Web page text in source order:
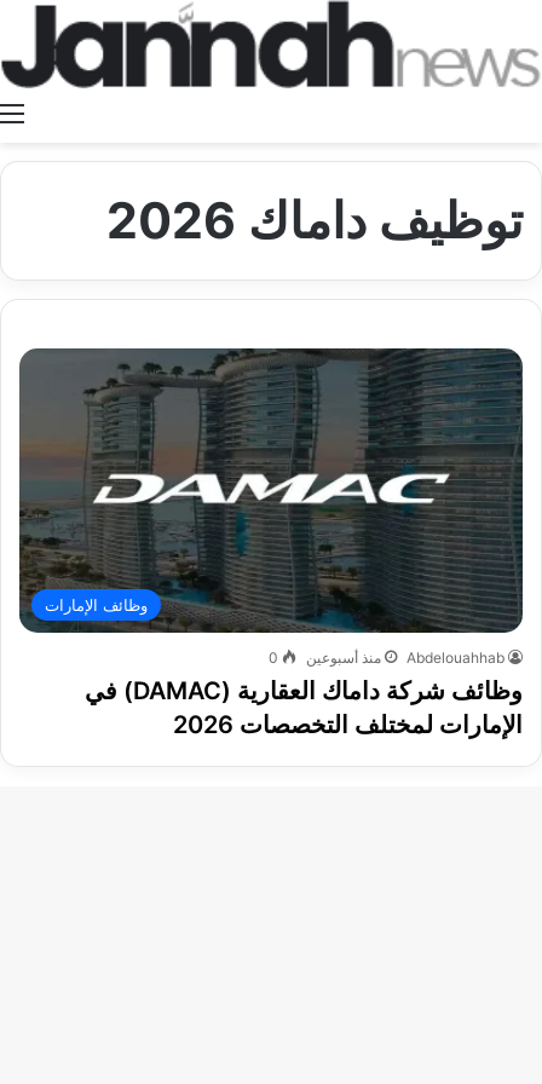
توظيف داماك 2026
وظائف الإمارات
Abdelouahhab منذ أسبوعين 0
وظائف شركة داماك العقارية (DAMAC) في
الإمارات لمختلف التخصصات 2026